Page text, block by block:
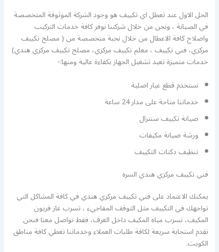
الحل الاول عند تعطل اي تكييف هو وجود الشركة الموثوقة المتخصصة
في الصيانة ، ونحن من خلال شركتنا نوفر كافة خدمات التركيب
واصلاح كافة الاعطال من خلال نخبة متخصصة من ( مصلح تكييف
مركزي، فني تكييف ، معلم تكييف مركزي، مصلح تكييف مركزي هندي)
خدمات متميزة تعيد تشغيل الجهاز بكفاءة عالية ومنها:-
نستخدم قطع غيار اصلية
خدماتنا متاحة على مدار 24 ساعة
صيانة تكييف سنترال
ورشة صيانة مكيفات
تنظيف دكتات التكييف
فني تكييف مركزي هندي السره
يمكنك الاعتماد على فني تكييف مركزي هندي في كافة المشاكل التي
تواجهك في التكييف مثل التوقف المفاجيء ، تسرب غاز فريون
المكيف، تسرب مياه المكيف داخل الغرف، فقط تواصل معنا فنحن
نقدم استجابة سريعة لكافة طلبات العملاء وخدماتنا تغطي كافة مناطق
الكويت.